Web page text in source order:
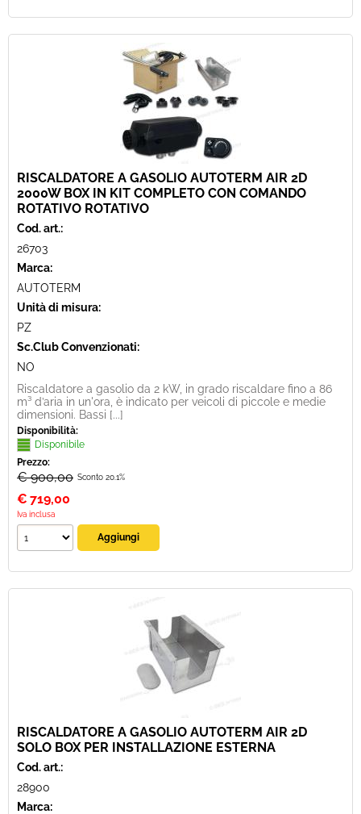
RISCALDATORE A GASOLIO AUTOTERM AIR 2D
2000W BOX IN KIT COMPLETO CON COMANDO
ROTATIVO ROTATIVO
Cod. art.:
26703
Marca:
AUTOTERM
Unità di misura:
PZ
Sc.Club Convenzionati:
NO
Riscaldatore a gasolio da 2 kW, in grado riscaldare fino a 86
m³ d’aria in un'ora, è indicato per veicoli di piccole e medie
dimensioni. Bassi [...]
Disponibilità:
Disponibile
Prezzo:
€ 900,00 Sconto 20.1%
€ 719,00
Iva inclusa
RISCALDATORE A GASOLIO AUTOTERM AIR 2D
SOLO BOX PER INSTALLAZIONE ESTERNA
Cod. art.:
28900
Marca: